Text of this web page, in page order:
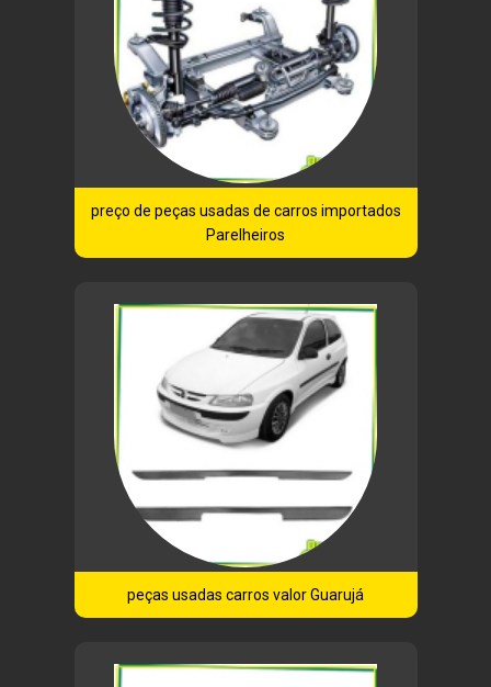
preço de peças usadas de carros importados
Parelheiros
peças usadas carros valor Guarujá